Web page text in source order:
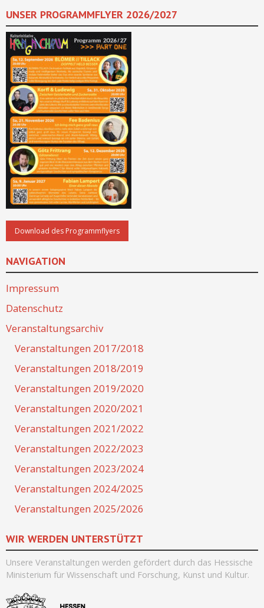
UNSER PROGRAMMFLYER 2026/2027
NAVIGATION
Impressum
Datenschutz
Veranstaltungsarchiv
Veranstaltungen 2017/2018
Veranstaltungen 2018/2019
Veranstaltungen 2019/2020
Veranstaltungen 2020/2021
Veranstaltungen 2021/2022
Veranstaltungen 2022/2023
Veranstaltungen 2023/2024
Veranstaltungen 2024/2025
Veranstaltungen 2025/2026
WIR WERDEN UNTERSTÜTZT
Unsere Veranstaltungen werden gefördert durch das Hessische
Ministerium für Wissenschaft und Forschung, Kunst und Kultur.